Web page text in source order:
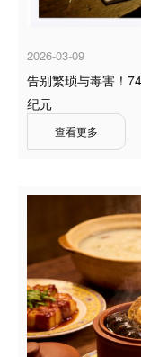
2026-03-09
告别繁琐与毒害！
纪元
查看更多